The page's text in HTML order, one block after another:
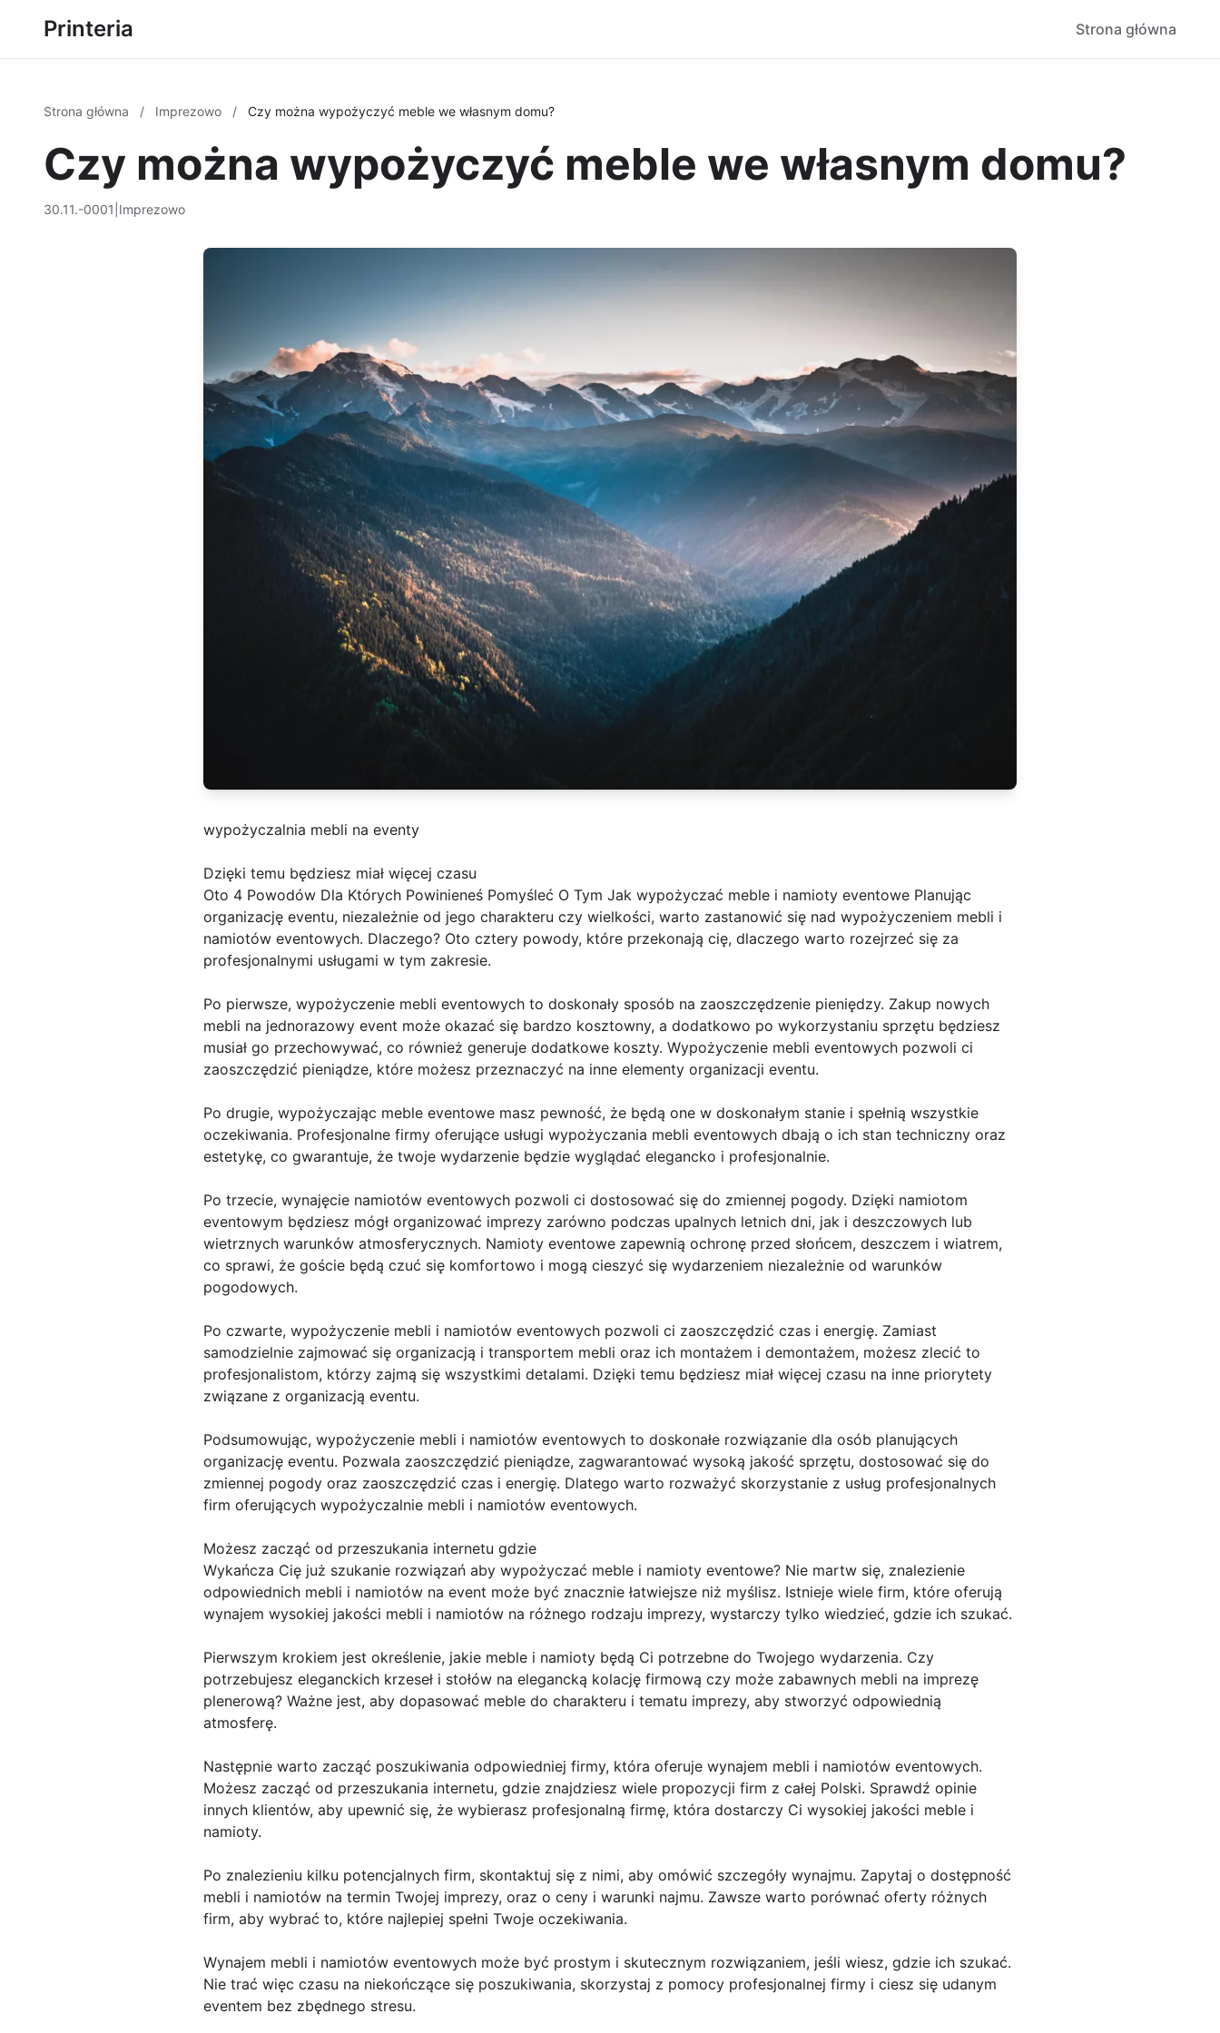
Printeria Strona główna
Strona główna / Imprezowo / Czy można wypożyczyć meble we własnym domu?
Czy można wypożyczyć meble we własnym domu?
30.11.-0001 Imprezowo
wypożyczalnia mebli na eventy
Dzięki temu będziesz miał więcej czasu
Oto 4 Powodów Dla Których Powinieneś Pomyśleć O Tym Jak wypożyczać meble i namioty eventowe Planując
organizację eventu, niezależnie od jego charakteru czy wielkości, warto zastanowić się nad wypożyczeniem mebli i
namiotów eventowych. Dlaczego? Oto cztery powody, które przekonają cię, dlaczego warto rozejrzeć się za
profesjonalnymi usługami w tym zakresie.
Po pierwsze, wypożyczenie mebli eventowych to doskonały sposób na zaoszczędzenie pieniędzy. Zakup nowych
mebli na jednorazowy event może okazać się bardzo kosztowny, a dodatkowo po wykorzystaniu sprzętu będziesz
musiał go przechowywać, co również generuje dodatkowe koszty. Wypożyczenie mebli eventowych pozwoli ci
zaoszczędzić pieniądze, które możesz przeznaczyć na inne elementy organizacji eventu.
Po drugie, wypożyczając meble eventowe masz pewność, że będą one w doskonałym stanie i spełnią wszystkie
oczekiwania. Profesjonalne firmy oferujące usługi wypożyczania mebli eventowych dbają o ich stan techniczny oraz
estetykę, co gwarantuje, że twoje wydarzenie będzie wyglądać elegancko i profesjonalnie.
Po trzecie, wynajęcie namiotów eventowych pozwoli ci dostosować się do zmiennej pogody. Dzięki namiotom
eventowym będziesz mógł organizować imprezy zarówno podczas upalnych letnich dni, jak i deszczowych lub
wietrznych warunków atmosferycznych. Namioty eventowe zapewnią ochronę przed słońcem, deszczem i wiatrem,
co sprawi, że goście będą czuć się komfortowo i mogą cieszyć się wydarzeniem niezależnie od warunków
pogodowych.
Po czwarte, wypożyczenie mebli i namiotów eventowych pozwoli ci zaoszczędzić czas i energię. Zamiast
samodzielnie zajmować się organizacją i transportem mebli oraz ich montażem i demontażem, możesz zlecić to
profesjonalistom, którzy zajmą się wszystkimi detalami. Dzięki temu będziesz miał więcej czasu na inne priorytety
związane z organizacją eventu.
Podsumowując, wypożyczenie mebli i namiotów eventowych to doskonałe rozwiązanie dla osób planujących
organizację eventu. Pozwala zaoszczędzić pieniądze, zagwarantować wysoką jakość sprzętu, dostosować się do
zmiennej pogody oraz zaoszczędzić czas i energię. Dlatego warto rozważyć skorzystanie z usług profesjonalnych
firm oferujących wypożyczalnie mebli i namiotów eventowych.
Możesz zacząć od przeszukania internetu gdzie
Wykańcza Cię już szukanie rozwiązań aby wypożyczać meble i namioty eventowe? Nie martw się, znalezienie
odpowiednich mebli i namiotów na event może być znacznie łatwiejsze niż myślisz. Istnieje wiele firm, które oferują
wynajem wysokiej jakości mebli i namiotów na różnego rodzaju imprezy, wystarczy tylko wiedzieć, gdzie ich szukać.
Pierwszym krokiem jest określenie, jakie meble i namioty będą Ci potrzebne do Twojego wydarzenia. Czy
potrzebujesz eleganckich krzeseł i stołów na elegancką kolację firmową czy może zabawnych mebli na imprezę
plenerową? Ważne jest, aby dopasować meble do charakteru i tematu imprezy, aby stworzyć odpowiednią
atmosferę.
Następnie warto zacząć poszukiwania odpowiedniej firmy, która oferuje wynajem mebli i namiotów eventowych.
Możesz zacząć od przeszukania internetu, gdzie znajdziesz wiele propozycji firm z całej Polski. Sprawdź opinie
innych klientów, aby upewnić się, że wybierasz profesjonalną firmę, która dostarczy Ci wysokiej jakości meble i
namioty.
Po znalezieniu kilku potencjalnych firm, skontaktuj się z nimi, aby omówić szczegóły wynajmu. Zapytaj o dostępność
mebli i namiotów na termin Twojej imprezy, oraz o ceny i warunki najmu. Zawsze warto porównać oferty różnych
firm, aby wybrać to, które najlepiej spełni Twoje oczekiwania.
Wynajem mebli i namiotów eventowych może być prostym i skutecznym rozwiązaniem, jeśli wiesz, gdzie ich szukać.
Nie trać więc czasu na niekończące się poszukiwania, skorzystaj z pomocy profesjonalnej firmy i ciesz się udanym
eventem bez zbędnego stresu.